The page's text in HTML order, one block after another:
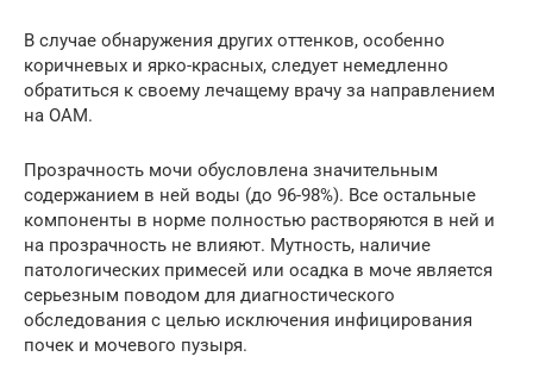
В случае обнаружения других оттенков, особенно
коричневых и ярко-красных, следует немедленно
обратиться к своему лечащему врачу за направлением
на ОАМ.
Прозрачность мочи обусловлена значительным
содержанием в ней воды (до 96-98%). Все остальные
компоненты в норме полностью растворяются в ней и
на прозрачность не влияют. Мутность, наличие
патологических примесей или осадка в моче является
серьезным поводом для диагностического
обследования с целью исключения инфицирования
почек и мочевого пузыря.